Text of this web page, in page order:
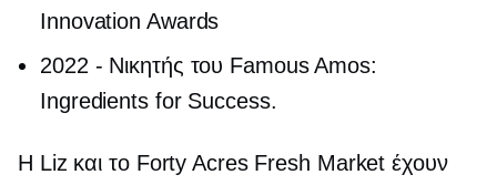
Innovation Awards
2022 - Νικητής του Famous Amos:
Ingredients for Success.
Η Liz και το Forty Acres Fresh Market έχουν